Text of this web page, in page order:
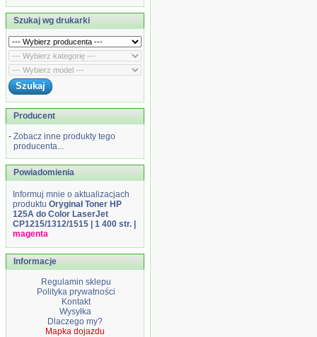
Szukaj wg drukarki
Producent
- Zobacz inne produkty tego
producenta...
Powiadomienia
Informuj mnie o aktualizacjach
produktu Oryginał Toner HP
125A do Color LaserJet
CP1215/1312/1515 | 1 400 str. |
magenta
Informacje
Regulamin sklepu
Polityka prywatności
Kontakt
Wysyłka
Dlaczego my?
Mapka dojazdu